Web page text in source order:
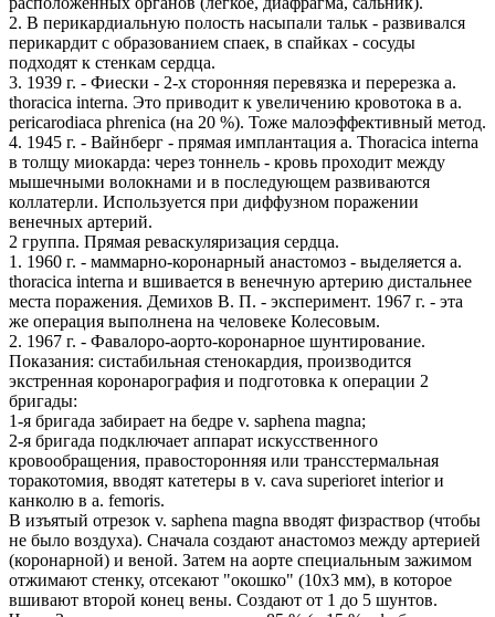
2. В перикардиальную полость насыпали тальк - развивался
перикардит с образованием спаек, в спайках - сосуды
подходят к стенкам сердца.
3. 1939 г. - Фиески - 2-х сторонняя перевязка и перерезка a.
thoracica interna. Это приводит к увеличению кровотока в a.
pericarodiaca phrenica (на 20 %). Тоже малоэффективный метод.
4. 1945 г. - Вайнберг - прямая имплантация a. Thoracica interna
в толщу миокарда: через тоннель - кровь проходит между
мышечными волокнами и в последующем развиваются
коллатерли. Используется при диффузном поражении
венечных артерий.
2 группа. Прямая реваскуляризация сердца.
1. 1960 г. - маммарно-коронарный анастомоз - выделяется a.
thoracica interna и вшивается в венечную артерию дистальнее
места поражения. Демихов В. П. - эксперимент. 1967 г. - эта
же операция выполнена на человеке Колесовым.
2. 1967 г. - Фавалоро-аорто-коронарное шунтирование.
Показания: систабильная стенокардия, производится
экстренная коронарография и подготовка к операции 2
бригады:
1-я бригада забирает на бедре v. saphena magna;
2-я бригада подключает аппарат искусственного
кровообращения, правосторонняя или трансстермальная
торакотомия, вводят катетеры в v. cava superioret interior и
канколю в a. femoris.
В изъятый отрезок v. saphena magna вводят физраствор (чтобы
не было воздуха). Сначала создают анастомоз между артерией
(коронарной) и веной. Затем на аорте специальным зажимом
отжимают стенку, отсекают "окошко" (10х3 мм), в которое
вшивают второй конец вены. Создают от 1 до 5 шунтов.